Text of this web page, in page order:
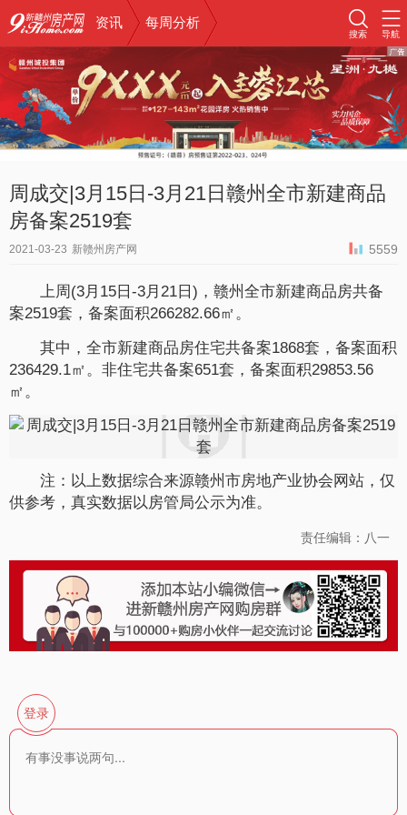
资讯 每周分析
搜索 导航
周成交|3月15日-3月21日赣州全市新建商品
房备案2519套
2021-03-23 新赣州房产网 5559
上周(3月15日-3月21日)，赣州全市新建商品房共备
案2519套，备案面积266282.66㎡。
其中，全市新建商品房住宅共备案1868套，备案面积
236429.1㎡。非住宅共备案651套，备案面积29853.56
㎡。
注：以上数据综合来源赣州市房地产业协会网站，仅
供参考，真实数据以房管局公示为准。
责任编辑：八一